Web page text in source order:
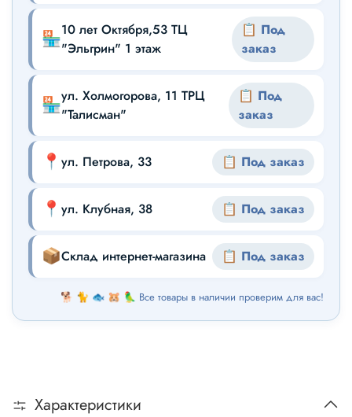
🏪10 лет Октября,53 ТЦ
"Эльгрин" 1 этаж
📋 Под
заказ
🏪ул. Холмогорова, 11 ТРЦ
"Талисман"
📋 Под
заказ
📍 ул. Петрова, 33 📋 Под заказ
📍 ул. Клубная, 38 📋 Под заказ
📦Склад интернет-магазина 📋 Под заказ
🐕 🐈 🐟 🐹 🦜 Все товары в наличии проверим для вас!
Характеристики